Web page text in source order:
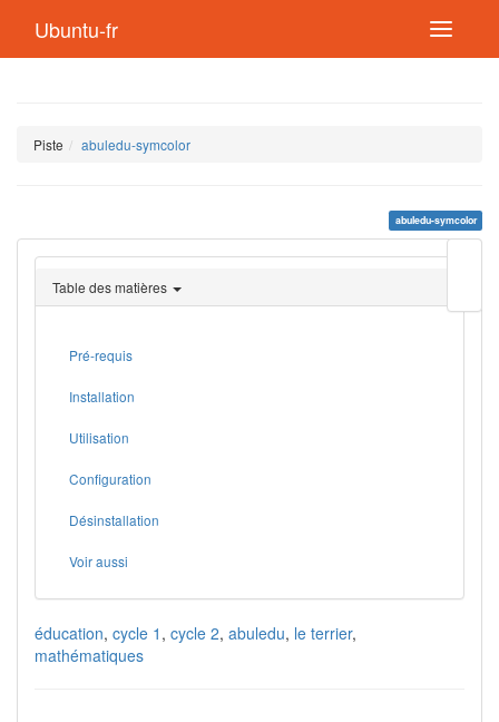
Ubuntu-fr
Piste abuledu-symcolor
abuledu-symcolor
page
Table des matières
Pré-requis
Installation
Utilisation
Configuration
Désinstallation
Voir aussi
éducation, cycle 1 , cycle 2, abuledu, le terrier,
mathématiques